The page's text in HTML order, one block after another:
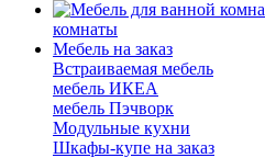
комнаты
Мебель на заказ
Встраиваемая мебель
мебель ИКЕА
мебель Пэчворк
Модульные кухни
Шкафы-купе на заказ